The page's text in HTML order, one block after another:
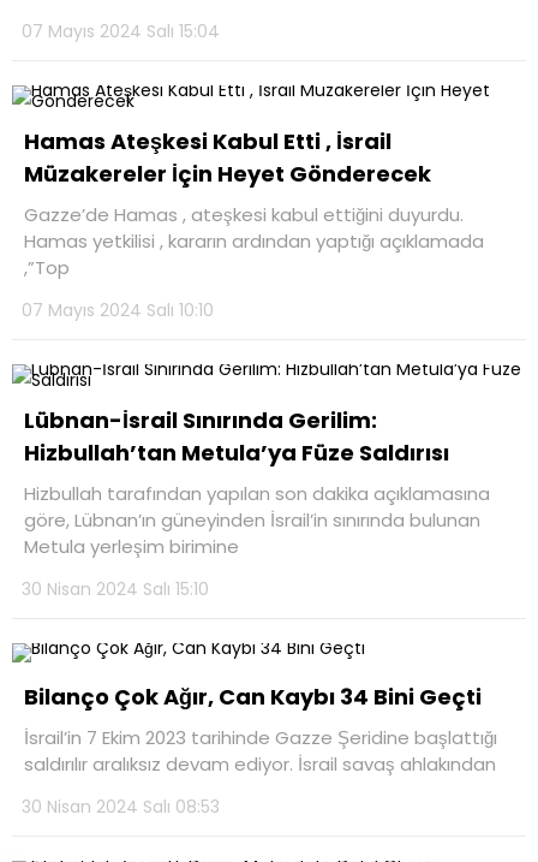
07 Mayıs 2024 Salı 15:04
Hamas Ateşkesi Kabul Etti , İsrail
Müzakereler İçin Heyet Gönderecek
Gazze’de Hamas , ateşkesi kabul ettiğini duyurdu.
Hamas yetkilisi , kararın ardından yaptığı açıklamada
,”Top
07 Mayıs 2024 Salı 10:10
Lübnan-İsrail Sınırında Gerilim:
Hizbullah’tan Metula’ya Füze Saldırısı
Hizbullah tarafından yapılan son dakika açıklamasına
göre, Lübnan’ın güneyinden İsrail’in sınırında bulunan
Metula yerleşim birimine
30 Nisan 2024 Salı 15:10
Bilanço Çok Ağır, Can Kaybı 34 Bini Geçti
İsrail’in 7 Ekim 2023 tarihinde Gazze Şeridine başlattığı
saldırılır aralıksız devam ediyor. İsrail savaş ahlakından
30 Nisan 2024 Salı 08:53